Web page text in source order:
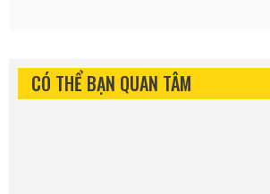
CÓ THỂ BẠN QUAN TÂM